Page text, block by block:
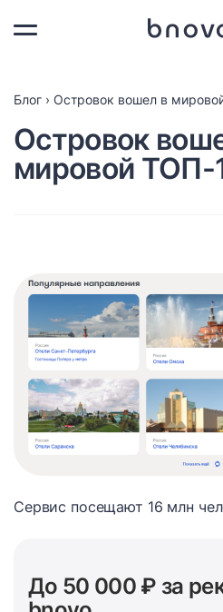
Блог › Островок вошел в
Островок
мировой ТОП-
Сервис посещают 16 млн
До 50 000 ₽ за